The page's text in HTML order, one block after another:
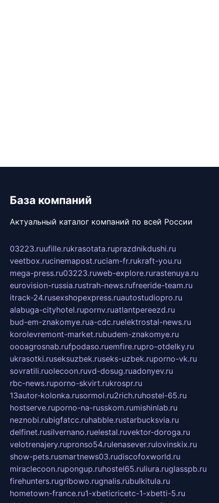
База компаний
Актуальный каталог компаний по всей России
03223.ruufille.rukrasotata.ruprazdnikdushi.ru
veetbox.rucinemapost.ruciam-fr.rukraft-you.ru
mega-press.ru03223.ruweb-explore.rurastenuya.ru
eurovision-russia.rustrah-news.rufreeride-team.ru
itrack-24.rusexshopexpress.ruautostudiopro.ru
alabuga-cityhotel.rupornv.ruatlantpereezd.ru
bud-em-znakomye.rua-cdc.ruelektrostal-news.ru
korolevremont-market.rubudem-znakomye.ru
oooagrosnab.rufpodaso.ruemfire.rupro-otdelky.ru
ukrasotki.ruseksuzbek.ruseks-uzbek.ruporno-vk.ru
sovratili.ruolecoon.ruvd-dosug.ruadonyev.ru
rbc-news.ruporno-skvirt.rukrospr.ru
13autor-kolonka.rusormol.ru2rich.ruhostel-65.ru
hostserve.ruporno-na-russkom.rumishinlab.ru
neznobi.rubigfatcc.ruhabble.rustarbucksvia.ru
delfinet.rusilvernano.ruelestal.ruvektor-doroga.ru
velotrenajery.rupronso54.rulenasever.rulovinskix.ru
show-pets.rusmartnews03.rudiscofoxworld.ru
miraclecoon.rupongup.ruhostel65.ruliura.ruglasspb.ru
firehunters.rugribowo.rugnalis.rubulkitula.ru
hometown-france.ru1-xbeticricetc-1-xbetti-5.ru